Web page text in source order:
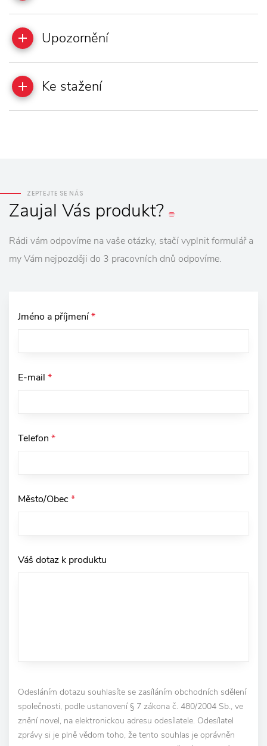
Upozornění
Ke stažení
ZEPTEJTE SE NÁS
Zaujal Vás produkt?
Rádi vám odpovíme na vaše otázky, stačí vyplnit formulář a
my Vám nejpozději do 3 pracovních dnů odpovíme.
Jméno a příjmení*
E-mail *
Telefon *
Město/Obec*
Váš dotaz k produktu
Odesláním dotazu souhlasíte se zasíláním obchodních sdělení
společnosti, podle ustanovení § 7 zákona č. 480/2004 Sb., ve
znění novel, na elektronickou adresu odesílatele. Odesílatel
zprávy si je plně vědom toho, že tento souhlas je oprávněn